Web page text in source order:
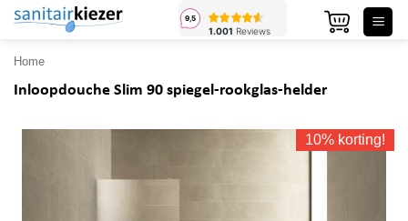
Ga
inhoud
Home
Inloopdouche Slim 90 spiegel-rookglas-helder
10% korting!